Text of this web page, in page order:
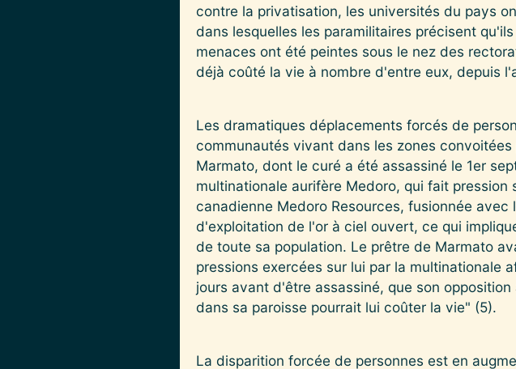
contre la privatisation, les universités du pays
dans lesquelles les paramilitaires précisent
menaces ont été peintes sous le nez des
déjà coûté la vie à nombre d'entre eux, depuis
Les dramatiques déplacements forcés de
communautés vivant dans les zones
Marmato, dont le curé a été assassiné le 1er
multinationale aurifère Medoro, qui fait
canadienne Medoro Resources, fusionnée
d'exploitation de l'or à ciel ouvert, ce qui
de toute sa population. Le prêtre de Marmato
pressions exercées sur lui par la multinationale
jours avant d'être assassiné, que son
dans sa paroisse pourrait lui coûter la vie" (5).
La disparition forcée de personnes est en